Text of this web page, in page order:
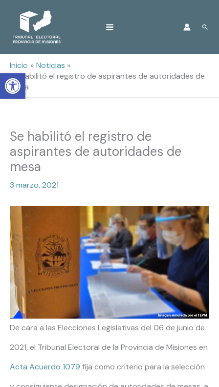
Open toolbar
Inicio
Noticias
Se habilitó el registro de aspirantes de autoridades de
mesa
Se habilitó el registro de
aspirantes de autoridades de
mesa
3 marzo, 2021
De cara a las Elecciones Legislativas del 06 de junio de
2021, el Tribunal Electoral de la Provincia de Misiones en
Acta Acuerdo 1079 fija como criterio para la selección